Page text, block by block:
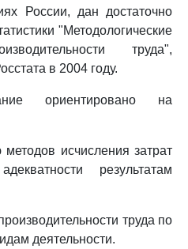
России, дан достаточно
"Методологические
труда",
в 2004 году.
ориентировано на
исчисления затрат
результатам
труда по
деятельности.